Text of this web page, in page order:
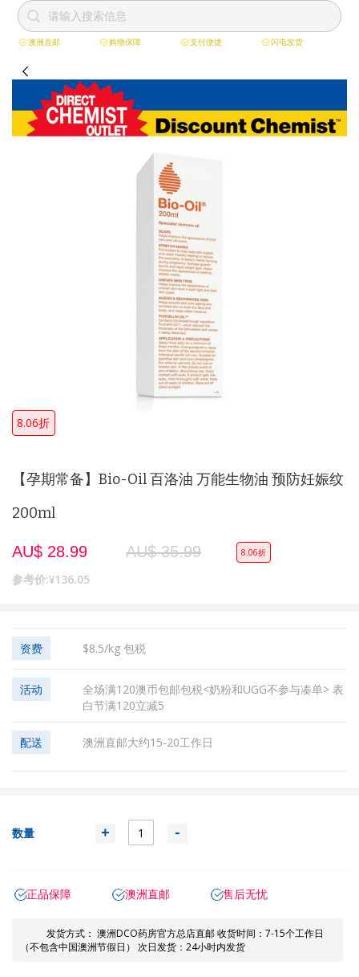
澳洲直邮 购物保障 支付便捷 闪电发货
8.06折
【孕期常备】Bio-Oil 百洛油 万能生物油 预防妊娠纹
200ml
AU$ 28.99 AU$ 35.99 8.06折
参考价:¥136.05
资费 $8.5/kg 包税
活动
全场满120澳币包邮包税<奶粉和UGG不参与凑单> 表
白节满120立减5
配送 澳洲直邮大约15-20工作日
数量 + -
正品保障 澳洲直邮 售后无忧
发货方式： 澳洲DCO药房官方总店直邮 收货时间：7-15个工作日
（不包含中国澳洲节假日） 次日发货：24小时内发货